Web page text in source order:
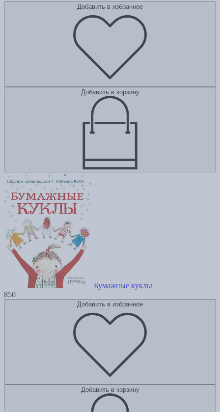
Добавить в избранное
Добавить в корзину
Бумажные куклы
850
Добавить в избранное
Добавить в корзину